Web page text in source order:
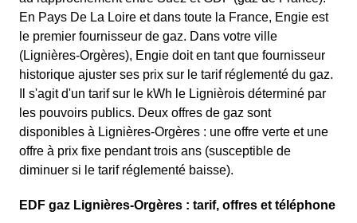
En Pays De La Loire et dans toute la France, Engie est
le premier fournisseur de gaz. Dans votre ville
(Lignières-Orgères), Engie doit en tant que fournisseur
historique ajuster ses prix sur le tarif réglementé du gaz.
Il s'agit d'un tarif sur le kWh le Lignièrois déterminé par
les pouvoirs publics. Deux offres de gaz sont
disponibles à Lignières-Orgères : une offre verte et une
offre à prix fixe pendant trois ans (susceptible de
diminuer si le tarif réglementé baisse).
EDF gaz Lignières-Orgères : tarif, offres et téléphone